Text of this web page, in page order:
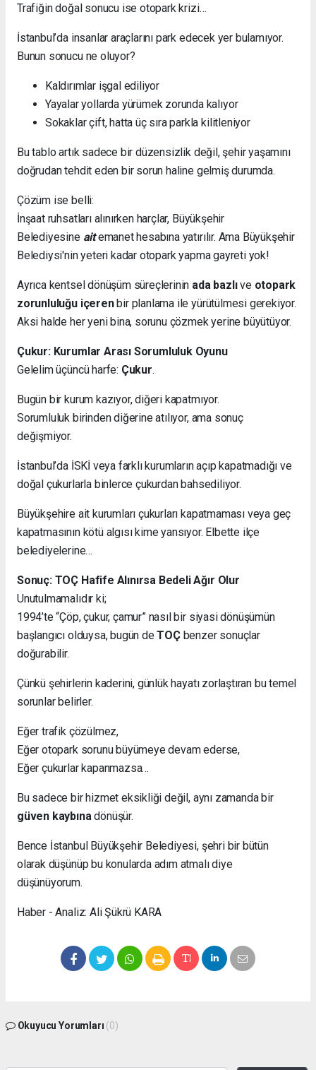
Trafiğin doğal sonucu ise otopark krizi…
İstanbul’da insanlar araçlarını park edecek yer bulamıyor.
Bunun sonucu ne oluyor?
Kaldırımlar işgal ediliyor
Yayalar yollarda yürümek zorunda kalıyor
Sokaklar çift, hatta üç sıra parkla kilitleniyor
Bu tablo artık sadece bir düzensizlik değil, şehir yaşamını
doğrudan tehdit eden bir sorun haline gelmiş durumda.
Çözüm ise belli:
İnşaat ruhsatları alınırken harçlar, Büyükşehir
Belediyesine aitemanet hesabına yatırılır. Ama Büyükşehir
Belediysi'nin yeteri kadar otopark yapma gayreti yok!
Ayrıca kentsel dönüşüm süreçlerinin ada bazlıve otopark
zorunluluğu içerenbir planlama ile yürütülmesi gerekiyor.
Aksi halde her yeni bina, sorunu çözmek yerine büyütüyor.
Çukur: Kurumlar Arası Sorumluluk Oyunu
Gelelim üçüncü harfe: Çukur.
Bugün bir kurum kazıyor, diğeri kapatmıyor.
Sorumluluk birinden diğerine atılıyor, ama sonuç
değişmiyor.
İstanbul’da İSKİ veya farklı kurumların açıp kapatmadığı ve
doğal çukurlarla binlerce çukurdan bahsediliyor.
Büyükşehire ait kurumları çukurları kapatmaması veya geç
kapatmasının kötü algısı kime yansıyor. Elbette ilçe
belediyelerine…
Sonuç: TOÇ Hafife Alınırsa Bedeli Ağır Olur
Unutulmamalıdır ki;
1994’te “Çöp, çukur, çamur” nasıl bir siyasi dönüşümün
başlangıcı olduysa, bugün deTOÇbenzer sonuçlar
doğurabilir.
Çünkü şehirlerin kaderini, günlük hayatı zorlaştıran bu temel
sorunlar belirler.
Eğer trafik çözülmez,
Eğer otopark sorunu büyümeye devam ederse,
Eğer çukurlar kapanmazsa…
Bu sadece bir hizmet eksikliği değil, aynı zamanda bir
güven kaybına dönüşür.
Bence İstanbul Büyükşehir Belediyesi, şehri bir bütün
olarak düşünüp bu konularda adım atmalı diye
düşünüyorum.
Haber - Analiz: Ali Şükrü KARA
Okuyucu Yorumları (0)